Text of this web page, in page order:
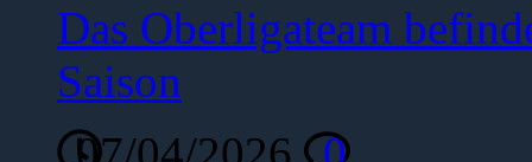
Das Oberligateam
Saison